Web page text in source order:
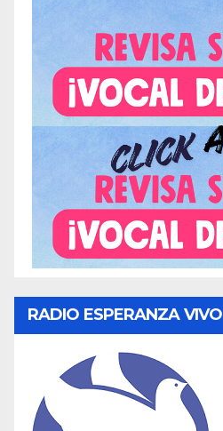
RADIO ESPERANZA VIVO